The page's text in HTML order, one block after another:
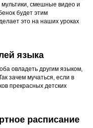
смешные видео и
будет этим
это на наших уроках
языка
овладеть другим языком,
зачем мучаться, если в
прекрасных детских
расписание